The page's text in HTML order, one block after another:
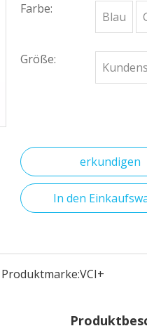
Farbe:
Blau
Größe:
erkundigen
In den
Produktmarke:VCI+